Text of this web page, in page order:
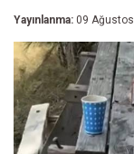
Yayınlanma: 09